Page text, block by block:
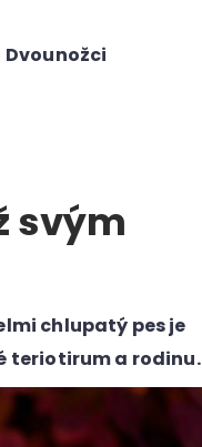
Dvounožci
svým
chlupatý pes je
teriotirum a rodinu.